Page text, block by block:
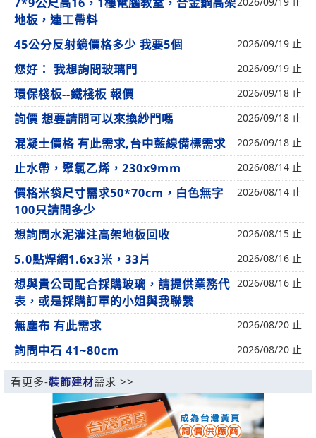
地板，連工帶料
45公分反射鏡價格多少 我要5個 2026/09/19 止
您好： 我想詢問玻璃門 2026/09/19 止
環保棧板--鐵棧板 報價 2026/09/18 止
詢價 想要請問可以來換紗門嗎 2026/09/18 止
混凝土價格 有此需求,台中藍線備標需求 2026/09/18 止
止水帶，聚氯乙烯，230x9mm 2026/08/14 止
價格米袋尺寸需求50*70cm，白色無字
100只請問多少
2026/08/14 止
想詢問水泥灌注高架地板回收 2026/08/15 止
5.0點焊網1.6x3米，33片 2026/08/16 止
想與貴公司配合採購玻璃，請提供業務代
表，或是採購訂單的小姐與我聯繫
2026/08/16 止
無塵布 有此需求 2026/08/20 止
詢問中石 41~80cm 2026/08/20 止
看更多-裝飾建材需求 >>